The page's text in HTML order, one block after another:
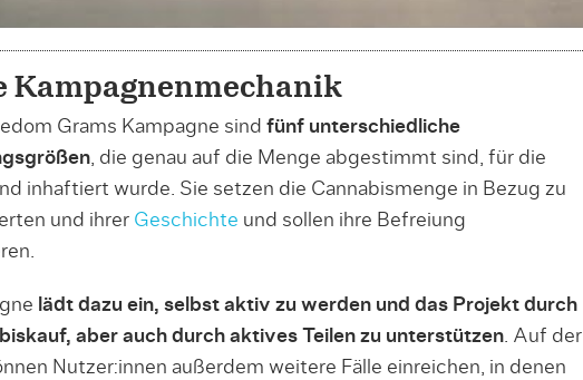
Kampagnenmechanik
Grams Kampagne sind fünf unterschiedliche
, die genau auf die Menge abgestimmt sind, für die
inhaftiert wurde. Sie setzen die Cannabismenge in Bezug zu
und ihrer Geschichte und sollen ihre Befreiung
lädt dazu ein, selbst aktiv zu werden und das Projekt durch
aber auch durch aktives Teilen zu unterstützen. Auf der
Nutzer:innen außerdem weitere Fälle einreichen, in denen